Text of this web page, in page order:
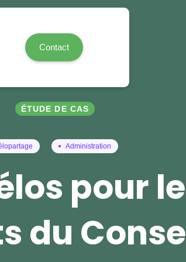
Contact
ÉTUDE DE CAS
Administration
pour
du